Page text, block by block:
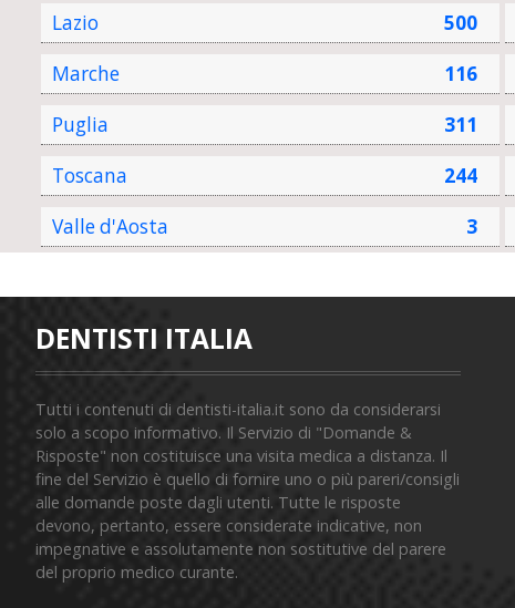
Lazio
500
Marche
116
Puglia
311
Toscana
244
Valle d'Aosta
3
DENTISTI ITALIA
Tutti i contenuti di dentisti-italia.it sono da considerarsi
solo a scopo informativo. Il Servizio di "Domande &
Risposte" non costituisce una visita medica a distanza. Il
fine del Servizio è quello di fornire uno o più pareri/consigli
alle domande poste dagli utenti. Tutte le risposte
devono, pertanto, essere considerate indicative, non
impegnative e assolutamente non sostitutive del parere
del proprio medico curante.